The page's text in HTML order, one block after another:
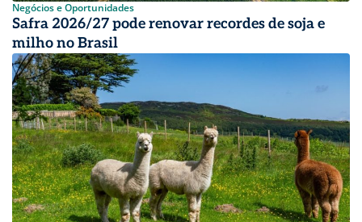
Negócios e Oportunidades
Safra 2026/27 pode renovar recordes de soja e
milho no Brasil